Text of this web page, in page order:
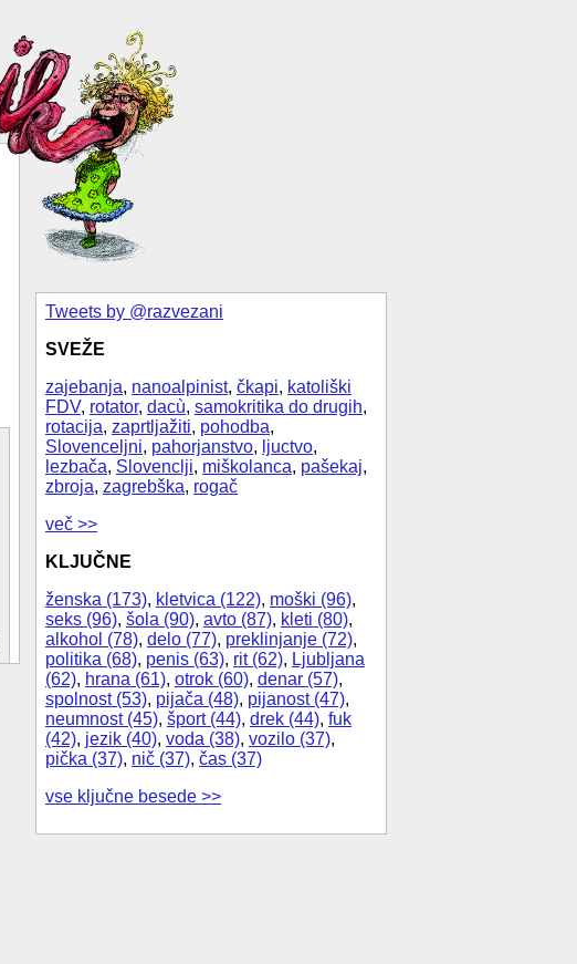
Tweets by @razvezani
SVEŽE
zajebanja, nanoalpinist, čkapi, katoliški
FDV, rotator, dacù, samokritika do drugih,
rotacija, zaprtljažiti, pohodba,
Slovenceljni, pahorjanstvo, ljuctvo,
lezbača, Slovenclji, miškolanca, pašekaj,
zbroja, zagrebška, rogač
več >>
KLJUČNE
ženska (173), kletvica (122), moški (96),
seks (96), šola (90), avto (87), kleti (80),
alkohol (78), delo (77), preklinjanje (72),
politika (68), penis (63), rit (62), Ljubljana
(62), hrana (61), otrok (60), denar (57),
spolnost (53), pijača (48), pijanost (47),
neumnost (45), šport (44), drek (44), fuk
(42), jezik (40), voda (38), vozilo (37),
pička (37), nič (37), čas (37)
vse ključne besede >>